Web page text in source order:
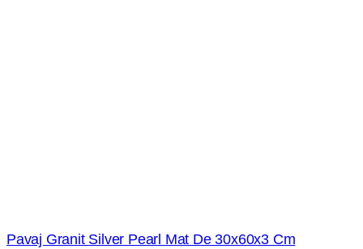
Pavaj Granit Silver Pearl Mat De 30x60x3 Cm